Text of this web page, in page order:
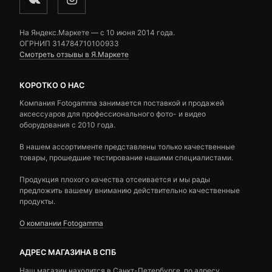
На Яндекс.Маркете — c 10 июня 2014 года.
ОГРНИП 314784710100933
Смотреть отзывы в Я.Маркете
КОРОТКО О НАС
Компания Fotogamma занимается поставкой и продажей
аксессуаров для профессионального фото- и видео
оборудования с 2010 года.
В нашем ассортименте представлены только качественные
товары, прошедшие тестирование нашими специалистами.
Продукция плохого качества отсеивается и мы рады
предложить вашему вниманию действительно качественные
продукты.
О компании Fotogamma
АДРЕС МАГАЗИНА В СПБ